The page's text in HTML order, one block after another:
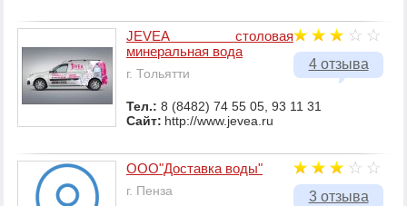
4 отзыва
JEVEA столовая
минеральная вода
г. Тольятти
Тел.: 8 (8482) 74 55 05, 93 11 31
Сайт: http://www.jevea.ru
3 отзыва
ООО"Доставка воды"
г. Пенза